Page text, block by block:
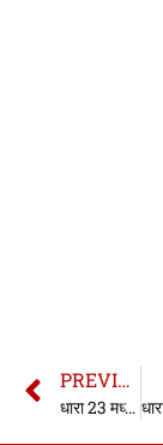
PREVIOUS
धारा 23 मध्यप्रदेश विशेष न्यायलय अधिनियम